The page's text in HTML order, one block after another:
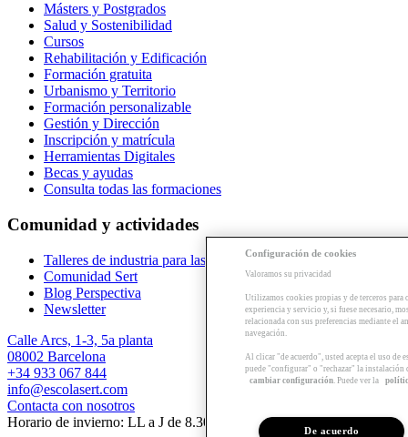
Másters y Postgrados
Salud y Sostenibilidad
Cursos
Rehabilitación y Edificación
Formación gratuita
Urbanismo y Territorio
Formación personalizable
Gestión y Dirección
Inscripción y matrícula
Herramientas Digitales
Becas y ayudas
Consulta todas las formaciones
Comunidad y actividades
Talleres de industria para las empresas
Comunidad Sert
Blog Perspectiva
Newsletter
Calle Arcs, 1-3, 5a planta
08002 Barcelona
+34 933 067 844
info@escolasert.com
Contacta con nosotros
Horario de invierno: LL a J de 8.30 a 16.30 h / V de 8.30 a 14 h.
Configuración de cookies
Valoramos su privacidad
Utilizamos cookies propias y de terceros para
experiencia y servicio y, si fuese necesario,
relacionada con sus preferencias mediante el
navegación.
Al clicar "de acuerdo", usted acepta el uso de
puede "configurar" o "rechazar" la instalación
cambiar configuración. Puede ver la
De acuerdo